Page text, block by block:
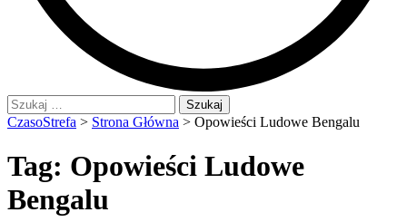
Szukaj:
CzasoStrefa > Strona Główna > Opowieści Ludowe Bengalu
Tag: Opowieści Ludowe
Bengalu